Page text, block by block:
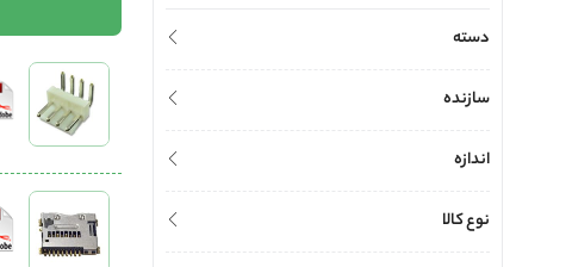
دسته
سازنده
اندازه
نوع کالا